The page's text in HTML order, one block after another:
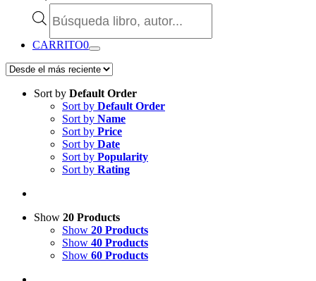
de
CARRITO0
Sort by Default Order
Sort by Default Order
Sort by Name
Sort by Price
Sort by Date
Sort by Popularity
Sort by Rating
Show 20 Products
Show 20 Products
Show 40 Products
Show 60 Products